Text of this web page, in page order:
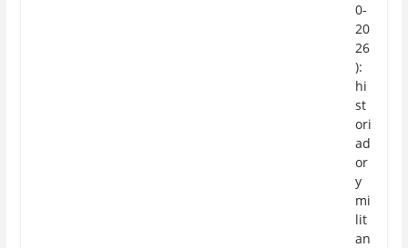
0-
20
26
):
hi
st
ori
ad
or
y
mi
lit
an